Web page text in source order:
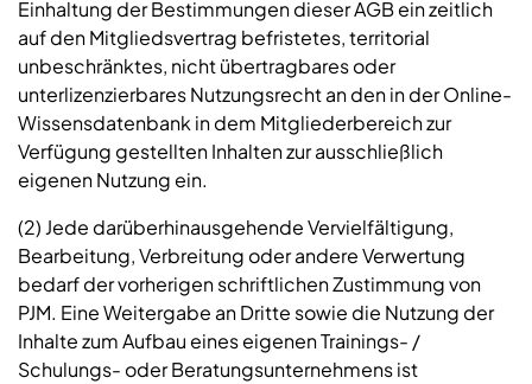
Einhaltung der Bestimmungen dieser AGB ein zeitlich
auf den Mitgliedsvertrag befristetes, territorial
unbeschränktes, nicht übertragbares oder
unterlizenzierbares Nutzungsrecht an den in der Online-
Wissensdatenbank in dem Mitgliederbereich zur
Verfügung gestellten Inhalten zur ausschließlich
eigenen Nutzung ein.
(2) Jede darüberhinausgehende Vervielfältigung,
Bearbeitung, Verbreitung oder andere Verwertung
bedarf der vorherigen schriftlichen Zustimmung von
PJM. Eine Weitergabe an Dritte sowie die Nutzung der
Inhalte zum Aufbau eines eigenen Trainings- /
Schulungs- oder Beratungsunternehmens ist